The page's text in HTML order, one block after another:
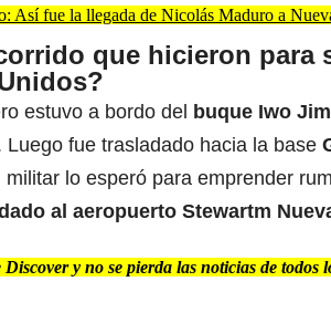
Así fue la llegada de Nicolás Maduro a
que hicieron para
estuvo a bordo del buque Iwo
Luego fue trasladado hacia la base
lo esperó para emprender
al aeropuerto Stewartm
y no se pierda las noticias de todos